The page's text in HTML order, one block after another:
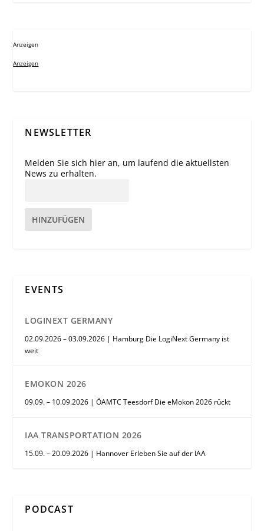
Anzeigen
Anzeigen
NEWSLETTER
Melden Sie sich hier an, um laufend die aktuellsten
News zu erhalten.
HINZUFÜGEN
EVENTS
LOGINEXT GERMANY
02.09.2026 – 03.09.2026 | Hamburg Die LogiNext Germany ist
weit
EMOKON 2026
09.09. – 10.09.2026 | ÖAMTC Teesdorf Die eMokon 2026 rückt
IAA TRANSPORTATION 2026
15.09. – 20.09.2026 | Hannover Erleben Sie auf der IAA
PODCAST